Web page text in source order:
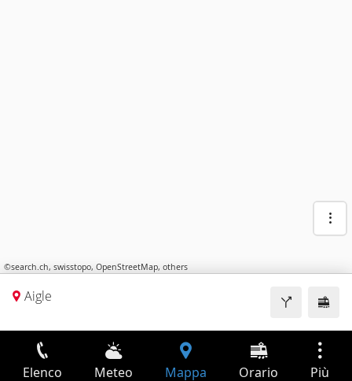
©search.ch, swisstopo, OpenStreetMap, others
Aigle
Elenco Meteo Mappa Orario Più